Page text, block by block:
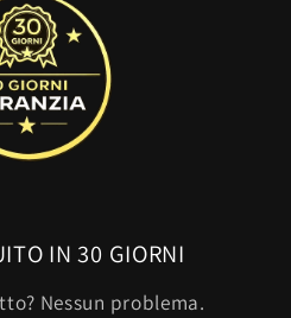
IN 30 GIORNI
Nessun problema.